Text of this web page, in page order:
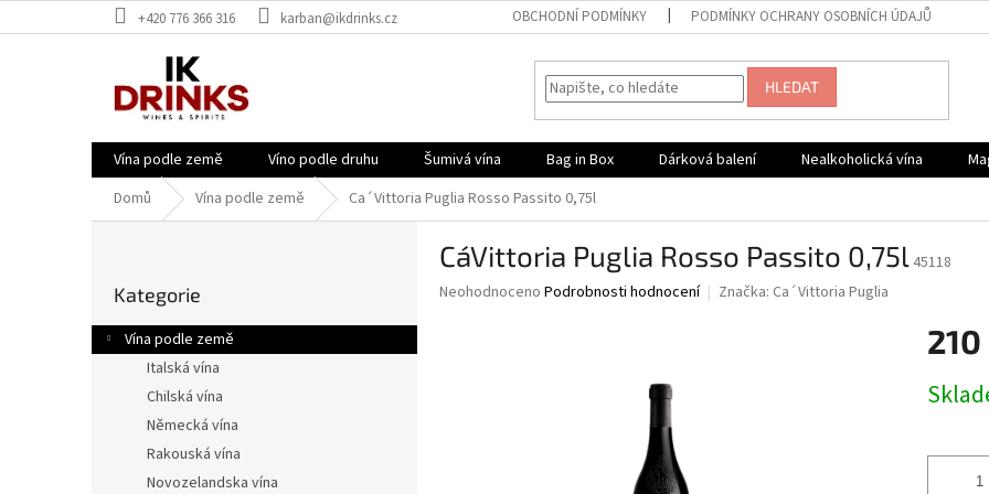
na
+420 776 366 316 karban@ikdrinks.cz OBCHODNÍ PODMÍNKY PODMÍNKY OCHRANY OSOBNÍCH ÚDAJŮ
HLEDAT
Vína podle země Víno podle druhu Šumivá vína Bag in Box Dárková balení Nealkoholická vína
Domů
Vína podle země Ca´Vittoria Puglia Rosso Passito 0,75l
r
a
kategorie
Kategorie
Vína podle země
Italská vína
Chilská vína
Německá vína
Rakouská vína
Novozelandska vína
Ca´Vittoria Puglia Rosso Passito 0,75l 45118
Průměrné
Neohodnoceno Podrobnosti hodnocení Značka: Ca´Vittoria Puglia
210
cena: